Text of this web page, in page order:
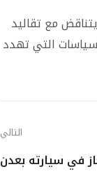
مع تقاليد
التي تهدد
التالي
في سيارته بعدن